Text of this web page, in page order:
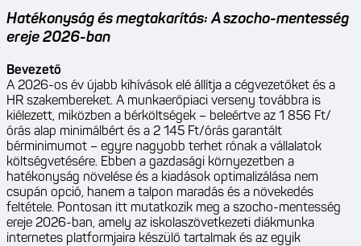
Hatékonyság és megtakarítás: A szocho-mentesség
ereje 2026-ban
Bevezető
A 2026-os év újabb kihívások elé állítja a cégvezetőket és a
HR szakembereket. A munkaerőpiaci verseny továbbra is
kiélezett, miközben a bérköltségek – beleértve az 1 856 Ft/
órás alap minimálbért és a 2 145 Ft/órás garantált
bérminimumot – egyre nagyobb terhet rónak a vállalatok
költségvetésére. Ebben a gazdasági környezetben a
hatékonyság növelése és a kiadások optimalizálása nem
csupán opció, hanem a talpon maradás és a növekedés
feltétele. Pontosan itt mutatkozik meg a szocho-mentesség
ereje 2026-ban, amely az iskolaszövetkezeti diákmunka
internetes platformjaira készülő tartalmak és az egyik